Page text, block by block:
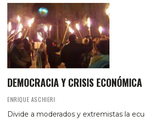
DEMOCRACIA Y CRISIS ECONÓMICA
ENRIQUE ASCHIERI
Divide a moderados y extremistas la